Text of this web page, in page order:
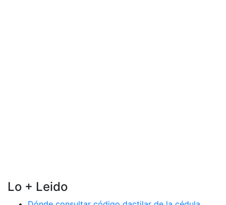
Lo + Leido